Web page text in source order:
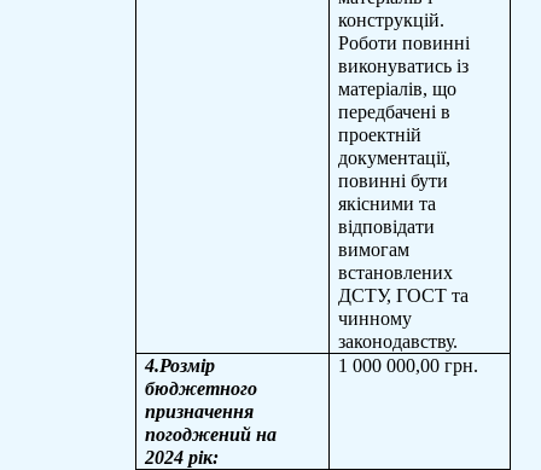
конструкцій.
Роботи повинні
виконуватись із
матеріалів, що
передбачені в
проектній
документації,
повинні бути
якісними та
відповідати
вимогам
встановлених
ДСТУ, ГОСТ та
чинному
законодавству.
4.Розмір
бюджетного
призначення
погоджений на
2024 рік:
1 000 000,00 грн.